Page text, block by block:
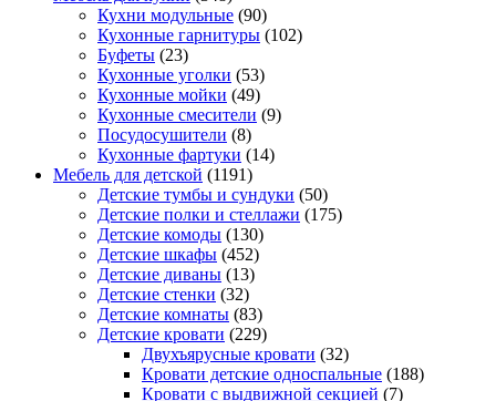
Кухни модульные (90)
Кухонные гарнитуры (102)
Буфеты (23)
Кухонные уголки (53)
Кухонные мойки (49)
Кухонные смесители (9)
Посудосушители (8)
Кухонные фартуки (14)
Мебель для детской (1191)
Детские тумбы и сундуки (50)
Детские полки и стеллажи (175)
Детские комоды (130)
Детские шкафы (452)
Детские диваны (13)
Детские стенки (32)
Детские комнаты (83)
Детские кровати (229)
Двухъярусные кровати (32)
Кровати детские односпальные (188)
Кровати с выдвижной секцией (7)